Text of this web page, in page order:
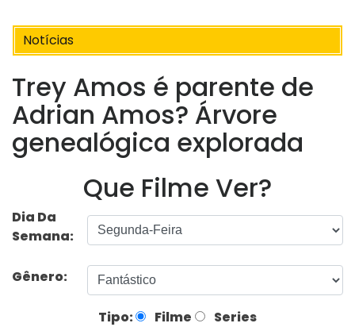
Notícias
Trey Amos é parente de
Adrian Amos? Árvore
genealógica explorada
Que Filme Ver?
Dia Da
Semana:
Gênero:
Tipo: Filme Series